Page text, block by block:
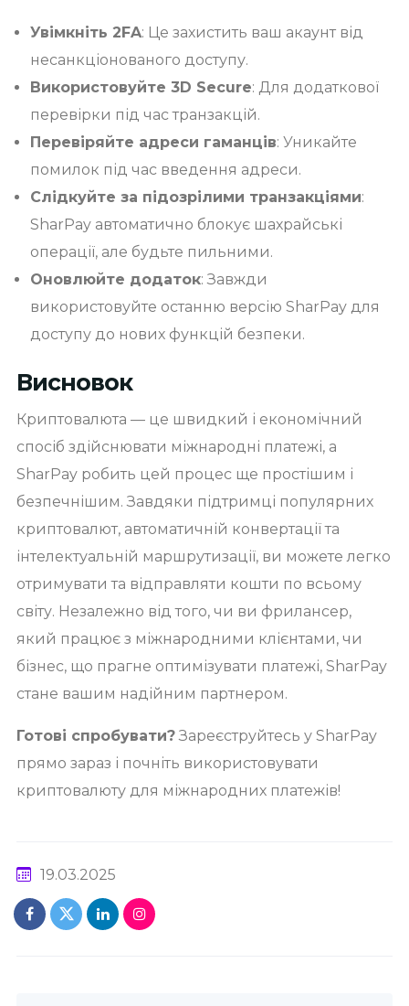
Увімкніть 2FA: Це захистить ваш акаунт від
несанкціонованого доступу.
Використовуйте 3D Secure: Для додаткової
перевірки під час транзакцій.
Перевіряйте адреси гаманців: Уникайте
помилок під час введення адреси.
Слідкуйте за підозрілими транзакціями:
SharPay автоматично блокує шахрайські
операції, але будьте пильними.
Оновлюйте додаток: Завжди
використовуйте останню версію SharPay для
доступу до нових функцій безпеки.
Висновок
Криптовалюта — це швидкий і економічний
спосіб здійснювати міжнародні платежі, а
SharPay робить цей процес ще простішим і
безпечнішим. Завдяки підтримці популярних
криптовалют, автоматичній конвертації та
інтелектуальній маршрутизації, ви можете легко
отримувати та відправляти кошти по всьому
світу. Незалежно від того, чи ви фрилансер,
який працює з міжнародними клієнтами, чи
бізнес, що прагне оптимізувати платежі, SharPay
стане вашим надійним партнером.
Готові спробувати?Зареєструйтесь у SharPay
прямо зараз і почніть використовувати
криптовалюту для міжнародних платежів!
19.03.2025